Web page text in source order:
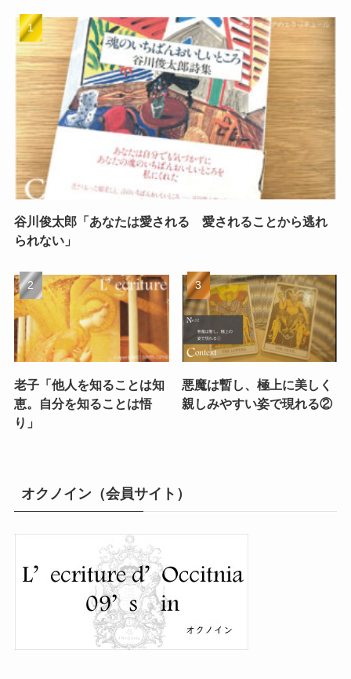
谷川俊太郎「あなたは愛される 愛されることから逃れ
られない」
老子「他人を知ることは知
恵。自分を知ることは悟
り」
悪魔は暫し、極上に美しく
親しみやすい姿で現れる②
オクノイン（会員サイト）